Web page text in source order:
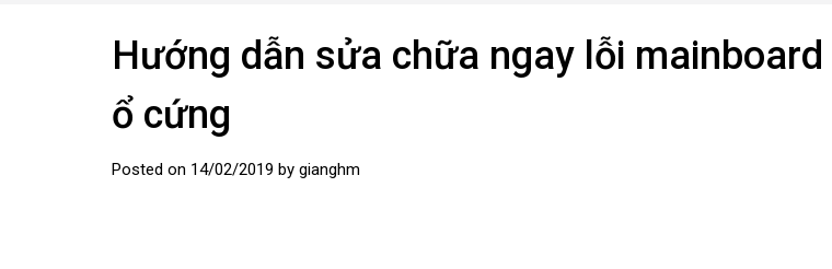
Hướng dẫn sửa chữa ngay lỗi
ổ cứng
Posted on 14/02/2019 by gianghm